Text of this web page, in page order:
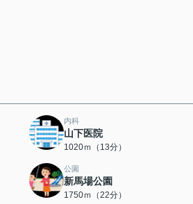
内科
山下医院
1020ｍ（13分）
公園
新馬場公園
1750ｍ（22分）